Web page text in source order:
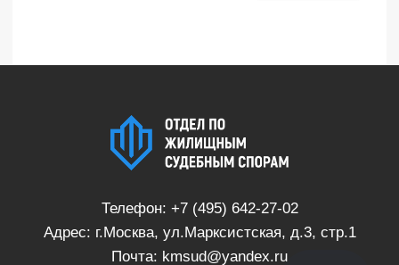
Телефон: +7 (495) 642-27-02
Адрес: г.Москва, ул.Марксистская, д.3, стр.1
Почта: kmsud@yandex.ru